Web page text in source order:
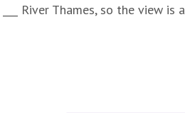
River Thames, so the view is